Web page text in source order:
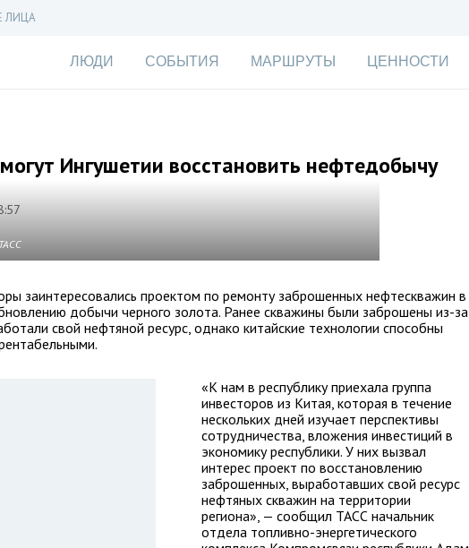
ЛИЦА
ЛЮДИ СОБЫТИЯ МАРШРУТЫ ЦЕННОСТИ
Ингушетии восстановить нефтедобычу
заинтересовались проектом по ремонту заброшенных нефтескважин в
добычи черного золота. Ранее скважины были заброшены из-за
свой нефтяной ресурс, однако китайские технологии способны
«К нам в республику приехала группа
инвесторов из Китая, которая в течение
нескольких дней изучает перспективы
сотрудничества, вложения инвестиций в
экономику республики. У них вызвал
интерес проект по восстановлению
заброшенных, выработавших свой ресурс
нефтяных скважин на территории
региона», — сообщил ТАСС начальник
отдела топливно-энергетического